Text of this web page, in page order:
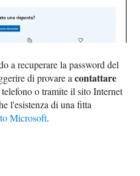
a recuperare la password del
di provare acontattare
o tramite il sito Internet
l'esistenza di una fitta
Microsoft.